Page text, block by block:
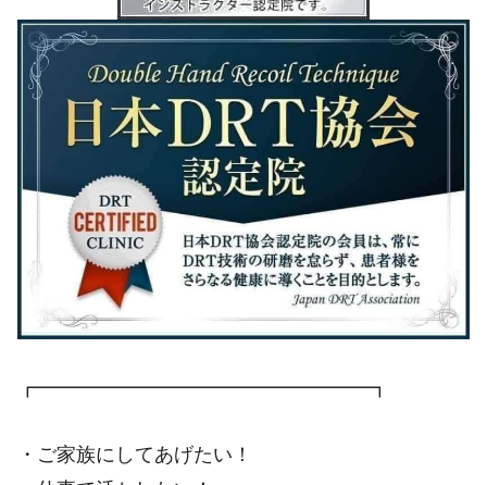
┏━━━━━━━━━━━━━━━━━┓
・ご家族にしてあげたい！